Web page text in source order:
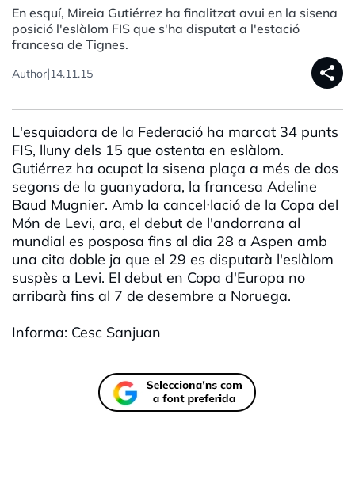
En esquí, Mireia Gutiérrez ha finalitzat avui en la sisena
posició l'eslàlom FIS que s'ha disputat a l'estació
francesa de Tignes.
Author|14.11.15 share
L'esquiadora de la Federació ha marcat 34 punts
FIS, lluny dels 15 que ostenta en eslàlom.
Gutiérrez ha ocupat la sisena plaça a més de dos
segons de la guanyadora, la francesa Adeline
Baud Mugnier. Amb la cancel·lació de la Copa del
Món de Levi, ara, el debut de l'andorrana al
mundial es posposa fins al dia 28 a Aspen amb
una cita doble ja que el 29 es disputarà l'eslàlom
suspès a Levi. El debut en Copa d'Europa no
arribarà fins al 7 de desembre a Noruega.
Informa: Cesc Sanjuan